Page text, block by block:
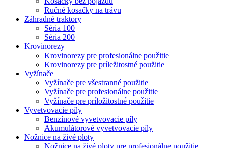
Ručné kosačky na trávu
Záhradné traktory
Séria 100
Séria 200
Krovinorezy
Krovinorezy pre profesionálne použitie
Krovinorezy pre príležitostné použitie
Vyžínače
Vyžínače pre všestranné použitie
Vyžínače pre profesionálne použitie
Vyžínače pre príložitostné použitie
Vyvetvovacie píly
Benzínové vyvetvovacie píly
Akumulátorové vyvetvovacie píly
Nožnice na živé ploty
Nožnice na živé ploty pre profesionálne použitie